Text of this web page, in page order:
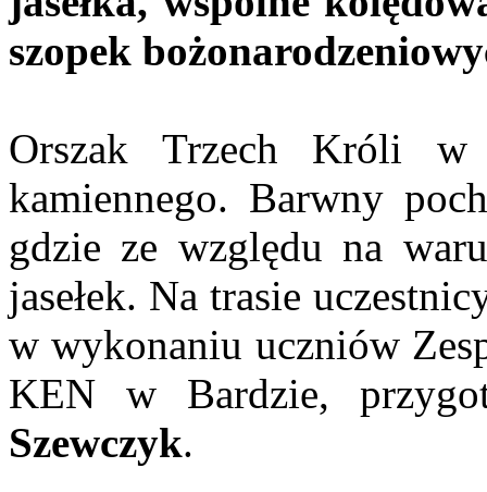
szopek
Orszak Trzech Króli w
kamiennego. Barwny
gdzie ze względu na
jasełek. Na trasie
w wykonaniu uczniów
KEN w Bardzie,
Szewczyk.